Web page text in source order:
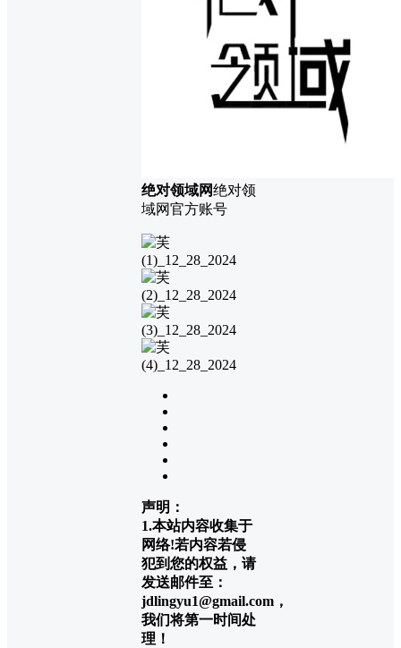
绝对领域网绝对领
域网官方账号
声明：
1.本站内容收集于
网络!若内容若侵
犯到您的权益，请
发送邮件至：
jdlingyu1@gmail.com，
我们将第一时间处
理！